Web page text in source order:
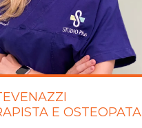
E OSTEOPATA